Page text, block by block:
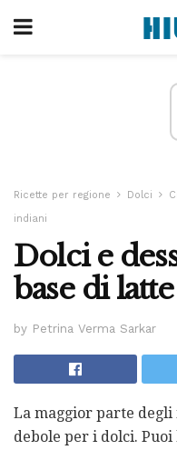
Ricette per regione Dolci
indiani
Dolci e
base di latte
by Petrina Verma Sarkar
La maggior parte
debole per i dolci.